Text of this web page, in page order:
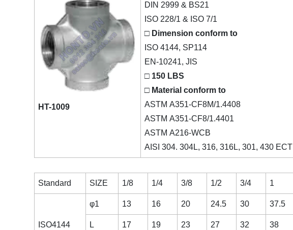
HT-1009
DIN 2999 & BS21
ISO 228/1 & ISO 7/1
□ Dimension conform to
ISO 4144, SP114
EN-10241, JIS
□ 150 LBS
□ Material conform to
ASTM A351-CF8M/1.4408
ASTM A351-CF8/1.4401
ASTM A216-WCB
AISI 304. 304L, 316, 316L, 301, 430 ECT
Standard SIZE 1/8 1/4 3/8 1/2 3/4 1
ISO4144
φ1 13 16 20 24.5 30 37.5
L 17 19 23 27 32 38